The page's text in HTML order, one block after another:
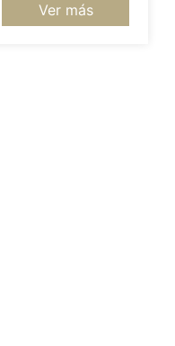
Ver más